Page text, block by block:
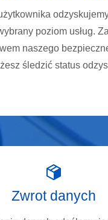
poziom usług. Za
naszego
śledzić status
Zwrot danych